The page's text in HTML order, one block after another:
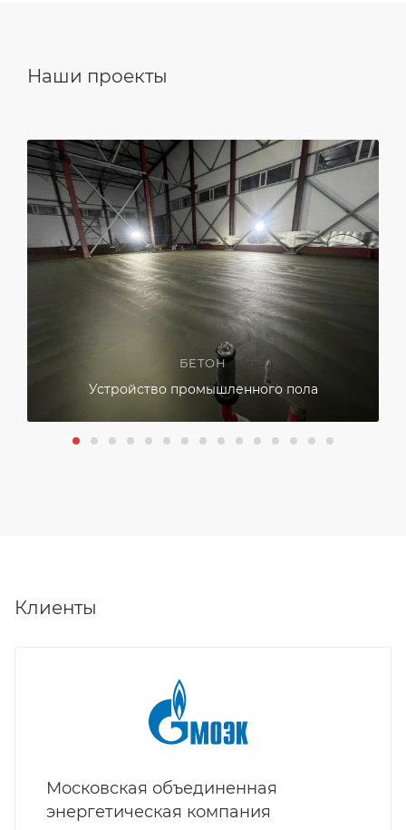
Наши проекты
БЕТОН
Устройство промышленного пола
Клиенты
Московская объединенная
энергетическая компания